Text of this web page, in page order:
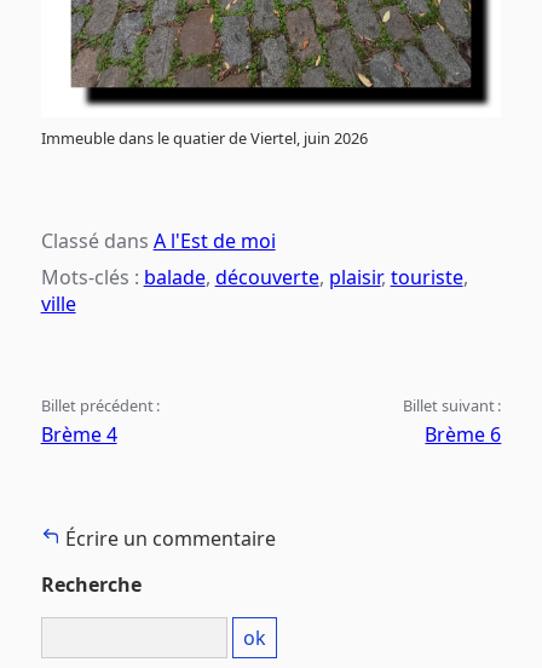
Immeuble dans le quatier de Viertel, juin 2026
Classé dans A l'Est de moi
Mots-clés : balade, découverte, plaisir, touriste,
ville
Billet précédent :
Brème 4
Billet suivant :
Brème 6
Écrire un commentaire
Recherche